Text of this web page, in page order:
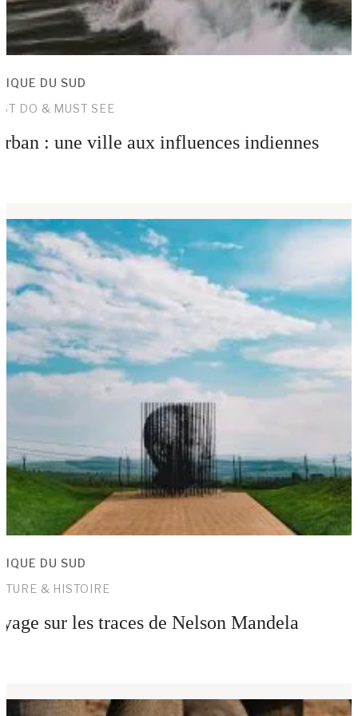
DU SUD
DO & MUST SEE
: une ville aux influences indiennes
DU SUD
& HISTOIRE
sur les traces de Nelson Mandela